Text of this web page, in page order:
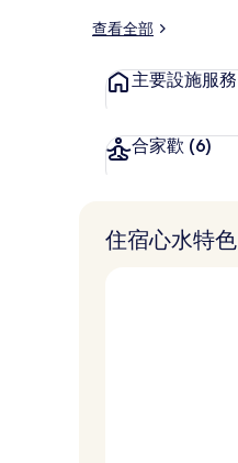
查看全部
主要設施服務
合家歡 (6)
住宿心水特色